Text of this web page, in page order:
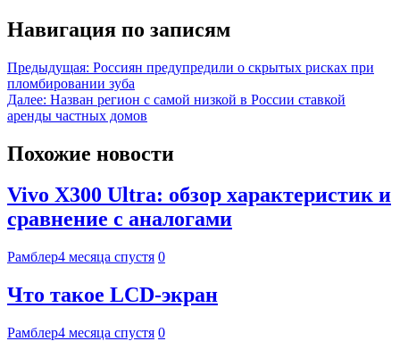
Навигация по записям
Предыдущая: Россиян предупредили о скрытых рисках при
пломбировании зуба
Далее: Назван регион с самой низкой в России ставкой
аренды частных домов
Похожие новости
Vivo X300 Ultra: обзор характеристик и
сравнение с аналогами
Рамблер4 месяца спустя 0
Что такое LCD-экран
Рамблер4 месяца спустя 0